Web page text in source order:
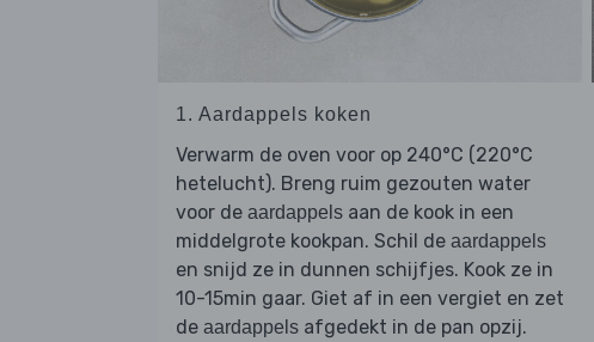
1. Aardappels koken
Verwarm de oven voor op 240°C (220°C
hetelucht). Breng ruim gezouten water
voor de aardappels aan de kook in een
middelgrote kookpan. Schil de aardappels
en snijd ze in dunnen schijfjes. Kook ze in
10-15min gaar. Giet af in een vergiet en zet
de aardappels afgedekt in de pan opzij.